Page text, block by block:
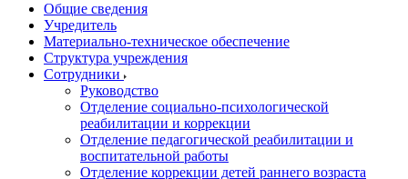
Общие сведения
Учредитель
Материально-техническое обеспечение
Структура учреждения
Сотрудники
Руководство
Отделение социально-психологической
реабилитации и коррекции
Отделение педагогической реабилитации и
воспитательной работы
Отделение коррекции детей раннего возраста